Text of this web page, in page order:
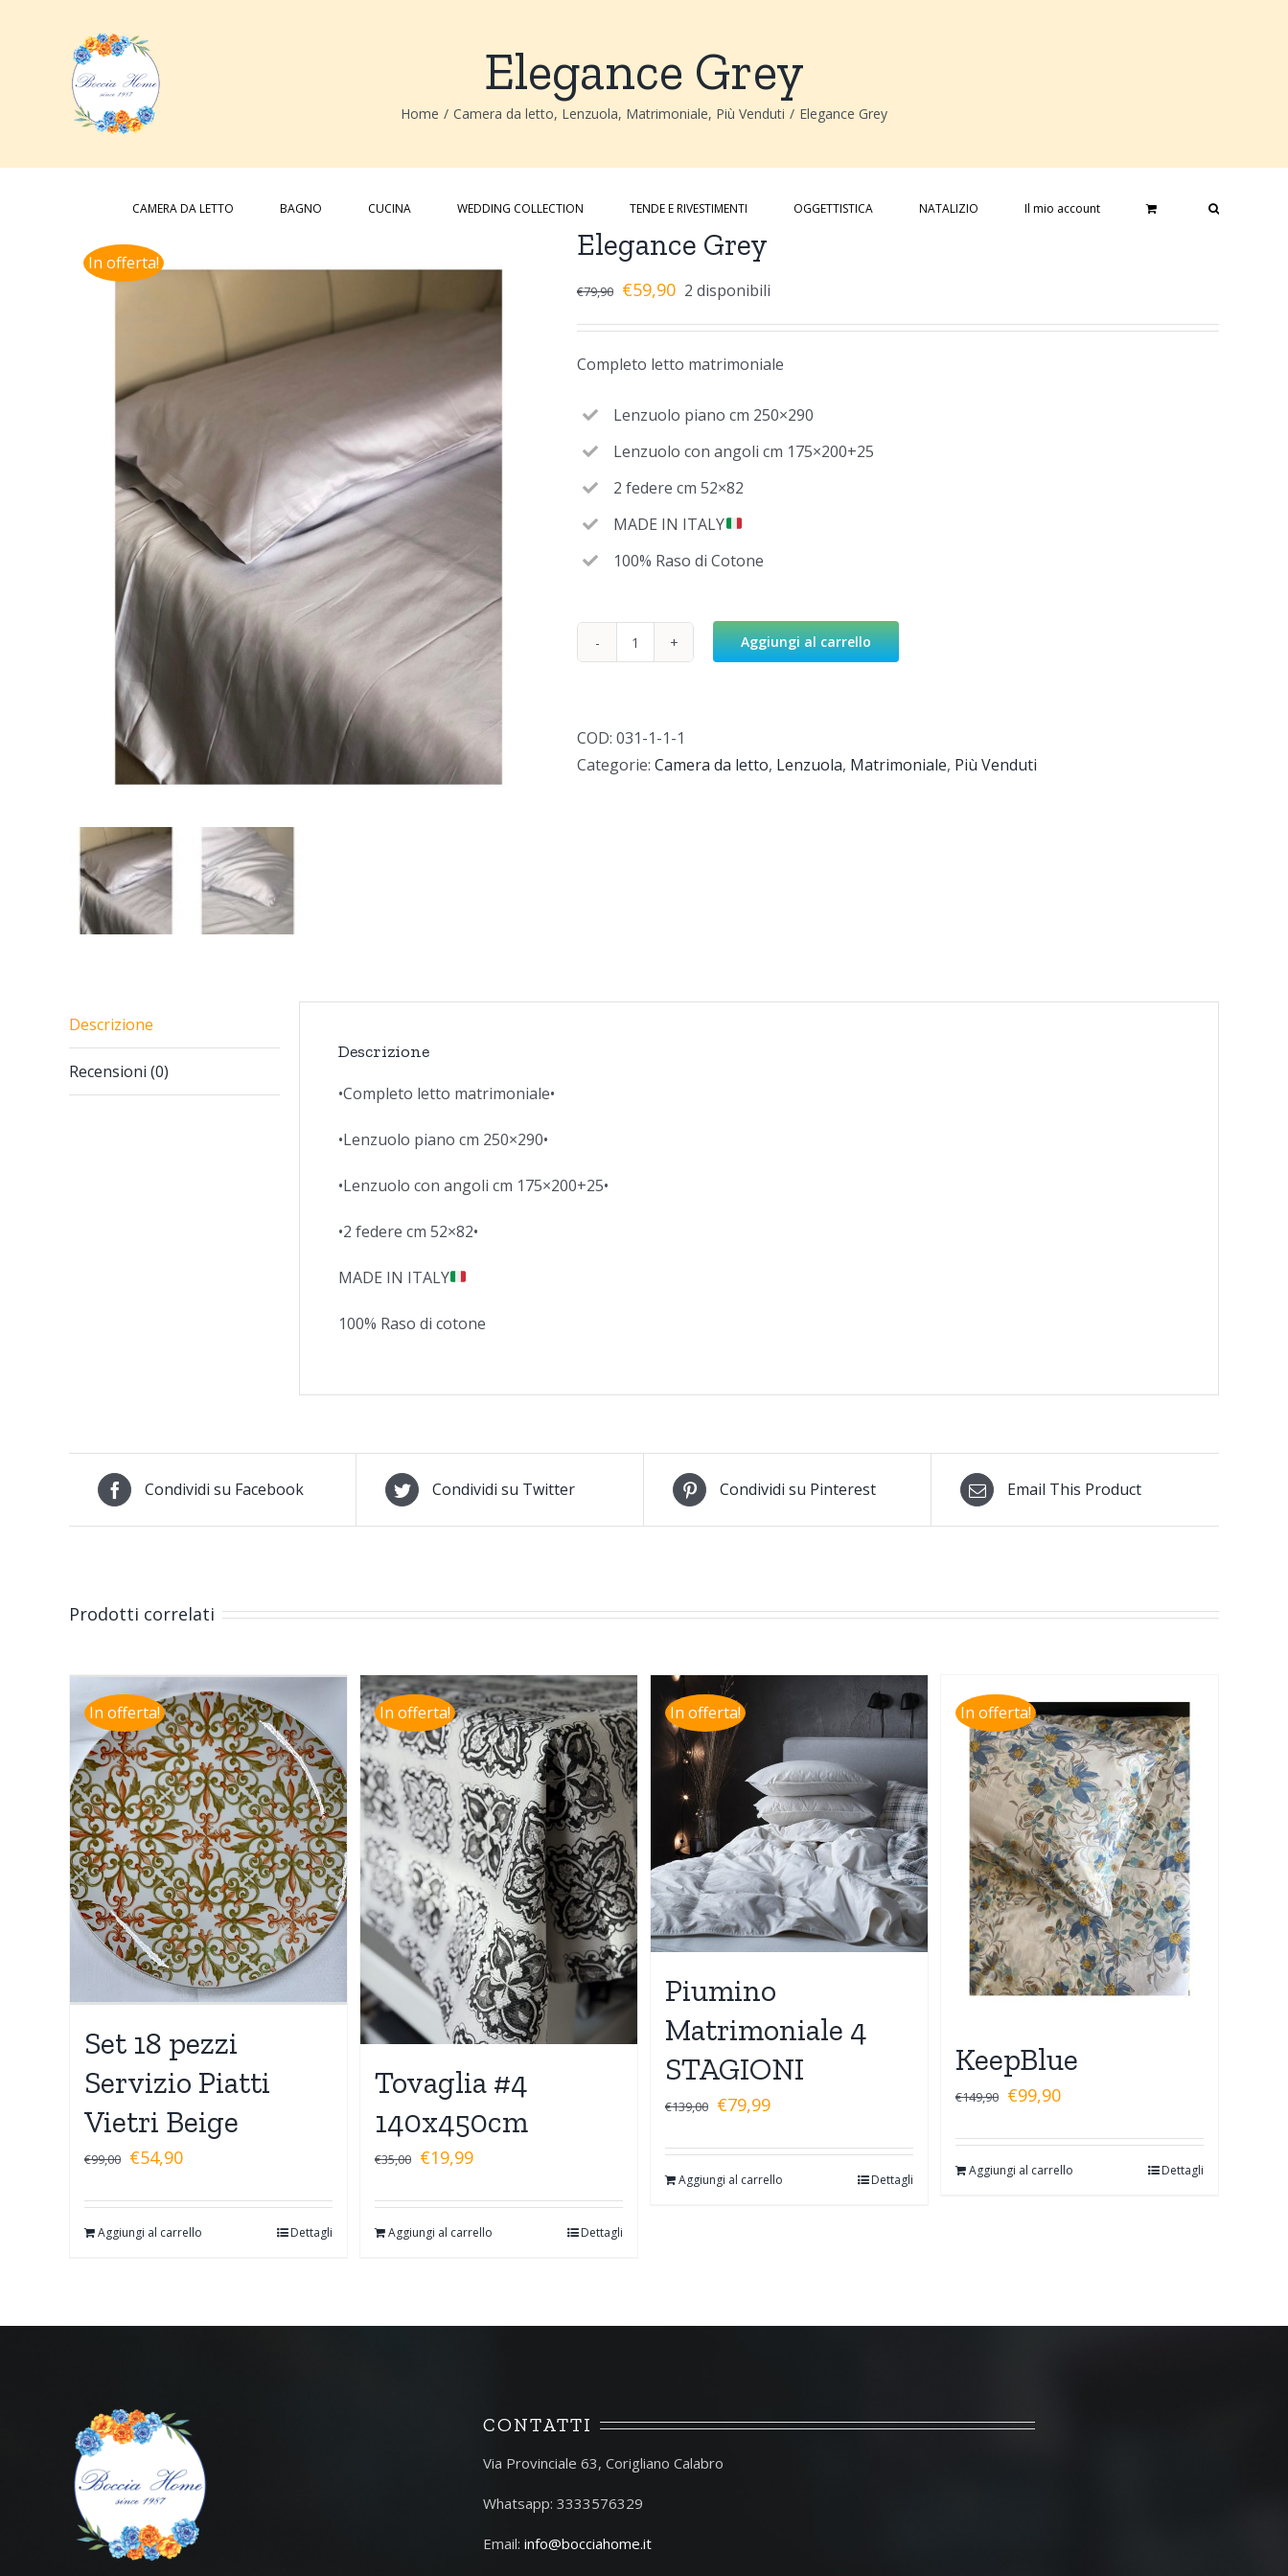
contenuto
per:
CAMERA DA LETTO BAGNO CUCINA WEDDING COLLECTION TENDE E RIVESTIMENTI OGGETTISTICA NATALIZIO Il mio account
Elegance Grey
Home / Camera da letto, Lenzuola, Matrimoniale, Più Venduti / Elegance Grey
In offerta! Elegance Grey
€79,90 €59,90 2 disponibili
Completo letto matrimoniale
Lenzuolo piano cm 250×290
Lenzuolo con angoli cm 175×200+25
2 federe cm 52×82
MADE IN ITALY
100% Raso di Cotone
Elegance
Aggiungi al carrello
COD: 031-1-1-1
Categorie: Camera da letto, Lenzuola, Matrimoniale, Più Venduti
Descrizione
Recensioni (0)
Descrizione
•Completo letto matrimoniale•
•Lenzuolo piano cm 250×290•
•Lenzuolo con angoli cm 175×200+25•
•2 federe cm 52×82•
MADE IN ITALY
100% Raso di cotone
Condividi su Facebook Condividi su Twitter Condividi su Pinterest Email This Product
Prodotti correlati
In offerta!
Set 18 pezzi
Servizio Piatti
Vietri Beige
€99,00 €54,90
Aggiungi al carrello Dettagli
In offerta!
Tovaglia #4
140x450cm
€35,00 €19,99
Aggiungi al carrello Dettagli
In offerta!
Piumino
Matrimoniale 4
STAGIONI
€139,00 €79,99
Aggiungi al carrello Dettagli
In offerta!
KeepBlue
€149,90 €99,90
Aggiungi al carrello Dettagli
CONTATTI
Via Provinciale 63, Corigliano Calabro
Whatsapp: 3333576329
Email: info@bocciahome.it